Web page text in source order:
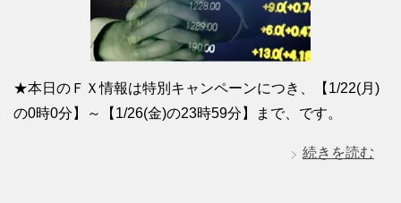
★本日のＦＸ情報は特別キャンペーンにつき、【1/22(月)
の0時0分】～【1/26(金)の23時59分】まで、です。
続きを読む